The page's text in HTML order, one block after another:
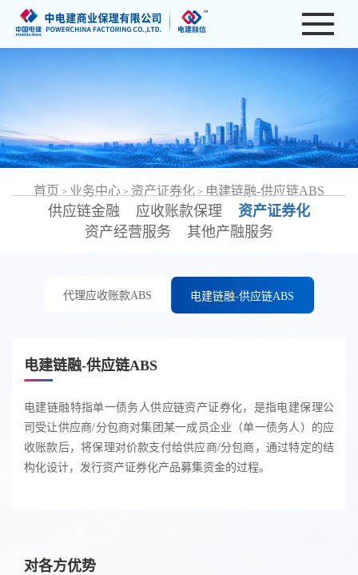
首页 > 业务中心 > 资产证券化 > 电建链融-供应链ABS
供应链金融 应收账款保理
资产证券化
资产经营服务
其他产融服务
代理应收账款ABS 电建链融-供应链ABS
电建链融-供应链ABS
电建链融特指单一债务人供应链资产证券化，是指电建保理公
司受让供应商/分包商对集团某一成员企业（单一债务人）的应
收账款后，将保理对价款支付给供应商/分包商，通过特定的结
构化设计，发行资产证券化产品募集资金的过程。
对各方优势